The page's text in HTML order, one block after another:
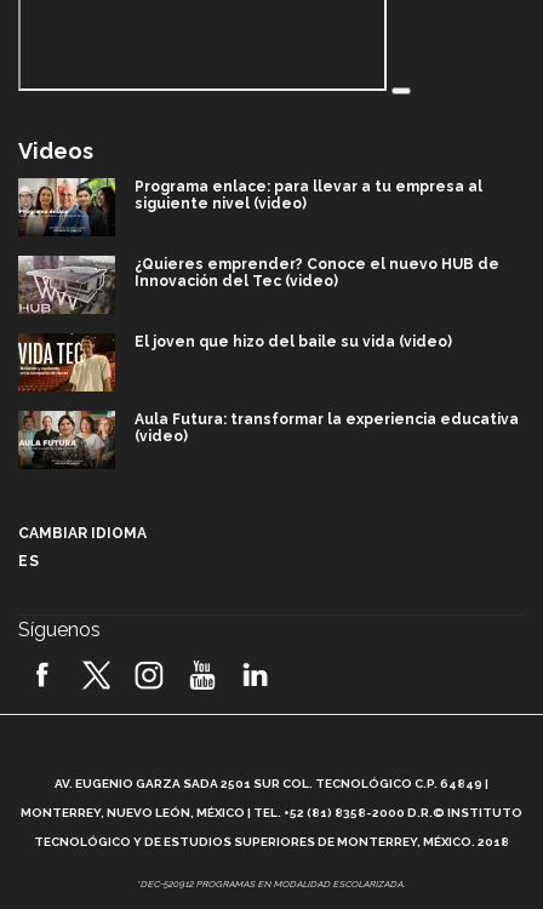
Videos
Programa enlace: para llevar a tu empresa al
siguiente nivel (video)
¿Quieres emprender? Conoce el nuevo HUB de
Innovación del Tec (video)
El joven que hizo del baile su vida (video)
Aula Futura: transformar la experiencia educativa
(video)
2026! (video)
¿Cómo es el Modelo Educativo Tec? (video)
Vida Tec: Feminismo e Inteligencia Artificial, Paola
CAMBIAR IDIOMA
ES
Síguenos
AV. EUGENIO GARZA SADA 2501 SUR COL. TECNOLÓGICO C.P. 64849 |
MONTERREY, NUEVO LEÓN, MÉXICO | TEL. +52 (81) 8358-2000 D.R.© INSTITUTO
TECNOLÓGICO Y DE ESTUDIOS SUPERIORES DE MONTERREY, MÉXICO. 2018
*DEC-520912 PROGRAMAS EN MODALIDAD ESCOLARIZADA.